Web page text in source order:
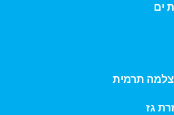
ים
תרמית
גז